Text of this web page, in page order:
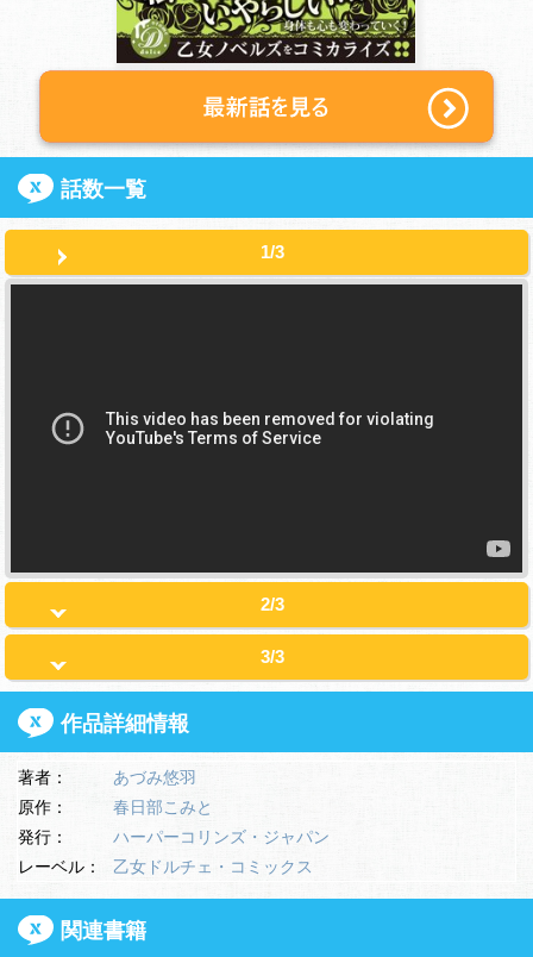
話数一覧
1/3
2/3
3/3
作品詳細情報
著者：
あづみ悠羽
原作：
春日部こみと
発行：
ハーパーコリンズ・ジャパン
レーベル：
乙女ドルチェ・コミックス
関連書籍